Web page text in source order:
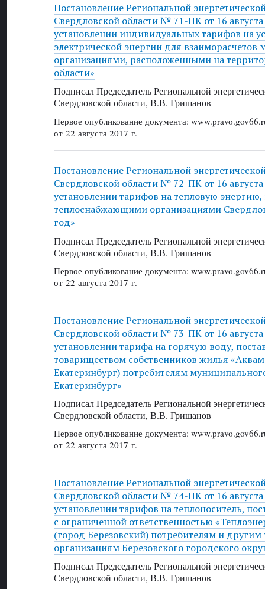
Постановление Региональной
Свердловской области № 71-ПК от 16 августа
установлении индивидуальных тарифов на
электрической энергии для
организациями, расположенными на
области»
Подписал Председатель Региональной
Свердловской области, В.В. Гришанов
Первое опубликование документа:
от 22 августа 2017 г.
Постановление Региональной
Свердловской области № 72-ПК от 16 августа
установлении тарифов на тепловую
теплоснабжающими организациями
год»
Подписал Председатель Региональной
Свердловской области, В.В. Гришанов
Первое опубликование документа:
от 22 августа 2017 г.
Постановление Региональной
Свердловской области № 73-ПК от 16 августа
установлении тарифа на горячую воду,
товариществом собственников жилья
Екатеринбург) потребителям
Екатеринбург»
Подписал Председатель Региональной
Свердловской области, В.В. Гришанов
Первое опубликование документа:
от 22 августа 2017 г.
Постановление Региональной
Свердловской области № 74-ПК от 16 августа
установлении тарифов на теплоноситель,
с ограниченной ответственностью
(город Березовский) потребителям и
организациям Березовского городского
Подписал Председатель Региональной
Свердловской области, В.В. Гришанов